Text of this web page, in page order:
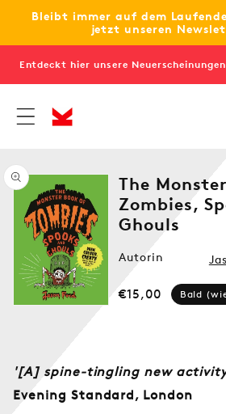
zum
Bleibt immer auf dem
jetzt unseren
Entdeckt hier unsere
Medien
1
in
Modal
öffnen
The
Zombies,
Ghouls
Autorin
Normaler
€15,00 Bald
'[A] spine-tingling new
Evening Standard, London